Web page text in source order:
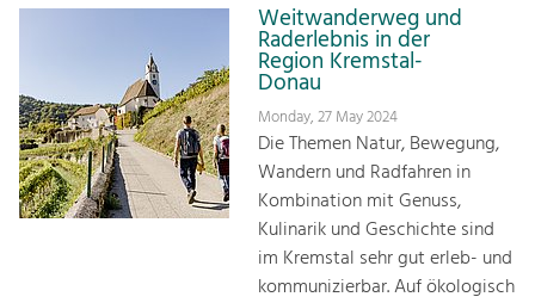
Weitwanderweg und
Raderlebnis in der
Region Kremstal-
Donau
Monday, 27 May 2024
Die Themen Natur, Bewegung,
Wandern und Radfahren in
Kombination mit Genuss,
Kulinarik und Geschichte sind
im Kremstal sehr gut erleb- und
kommunizierbar. Auf ökologisch